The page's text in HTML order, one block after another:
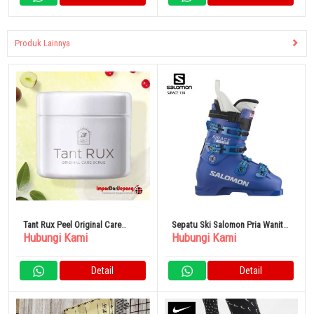
Produk Lainnya
Tant Rux Peel Original Care
Scrub
Hubungi Kami
Detail
Sepatu Ski Salomon Pria Wanita
S/RACE 130 / Esrace 130
Hubungi Kami
Detail